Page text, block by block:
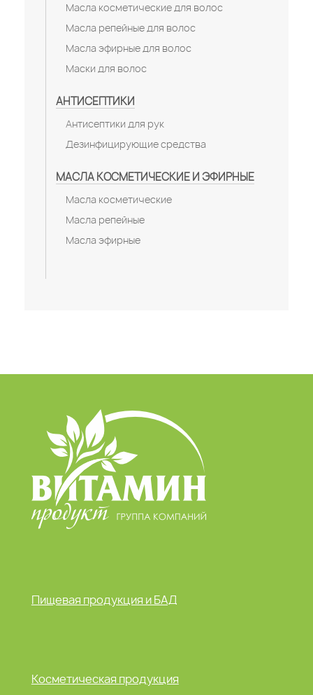
Масла косметические для волос
Масла репейные для волос
Масла эфирные для волос
Маски для волос
АНТИСЕПТИКИ
Антисептики для рук
Дезинфицирующие средства
МАСЛА КОСМЕТИЧЕСКИЕ И ЭФИРНЫЕ
Масла косметические
Масла репейные
Масла эфирные
Пищевая продукция и БАД
Косметическая продукция